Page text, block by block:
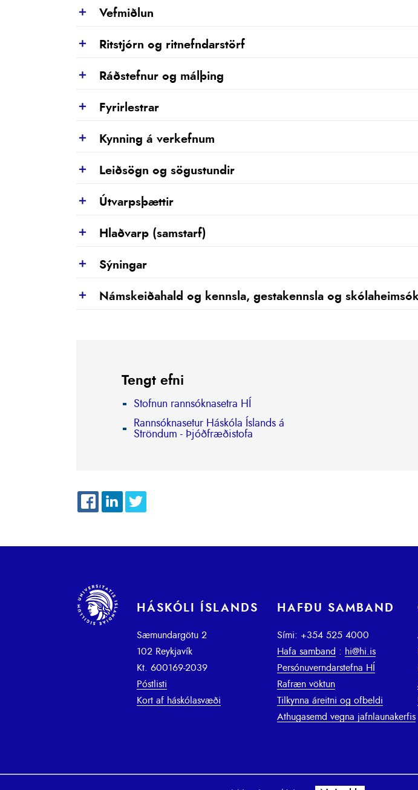
ShowVefmiðlun
ShowRitstjórn og ritnefndarstörf
ShowRáðstefnur og málþing
ShowFyrirlestrar
ShowKynning á verkefnum
ShowLeiðsögn og sögustundir
ShowÚtvarpsþættir
ShowHlaðvarp (samstarf)
ShowSýningar
ShowNámskeiðahald og kennsla, gestakennsla og
Tengt efni
Stofnun rannsóknasetra HÍ
Rannsóknasetur Háskóla Íslands á
Ströndum - Þjóðfræðistofa
HÁSKÓLI ÍSLANDS
Sæmundargötu 2
102 Reykjavík
Kt. 600169-2039
Póstlisti
Kort af háskólasvæði
HAFÐU SAMBAND
Sími: +354 525 4000
Hafa samband : hi@hi.is
Persónuverndarstefna HÍ
Rafræn vöktun
Tilkynna áreitni og ofbeldi
Athugasemd vegna jafnlaunakerfis